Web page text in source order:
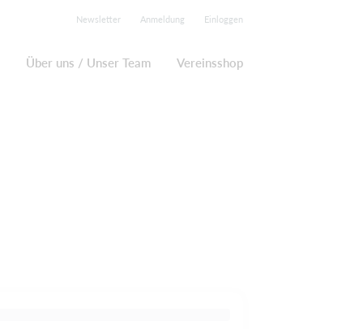
Newsletter Anmeldung Einloggen
Über uns / Unser Team Vereinsshop